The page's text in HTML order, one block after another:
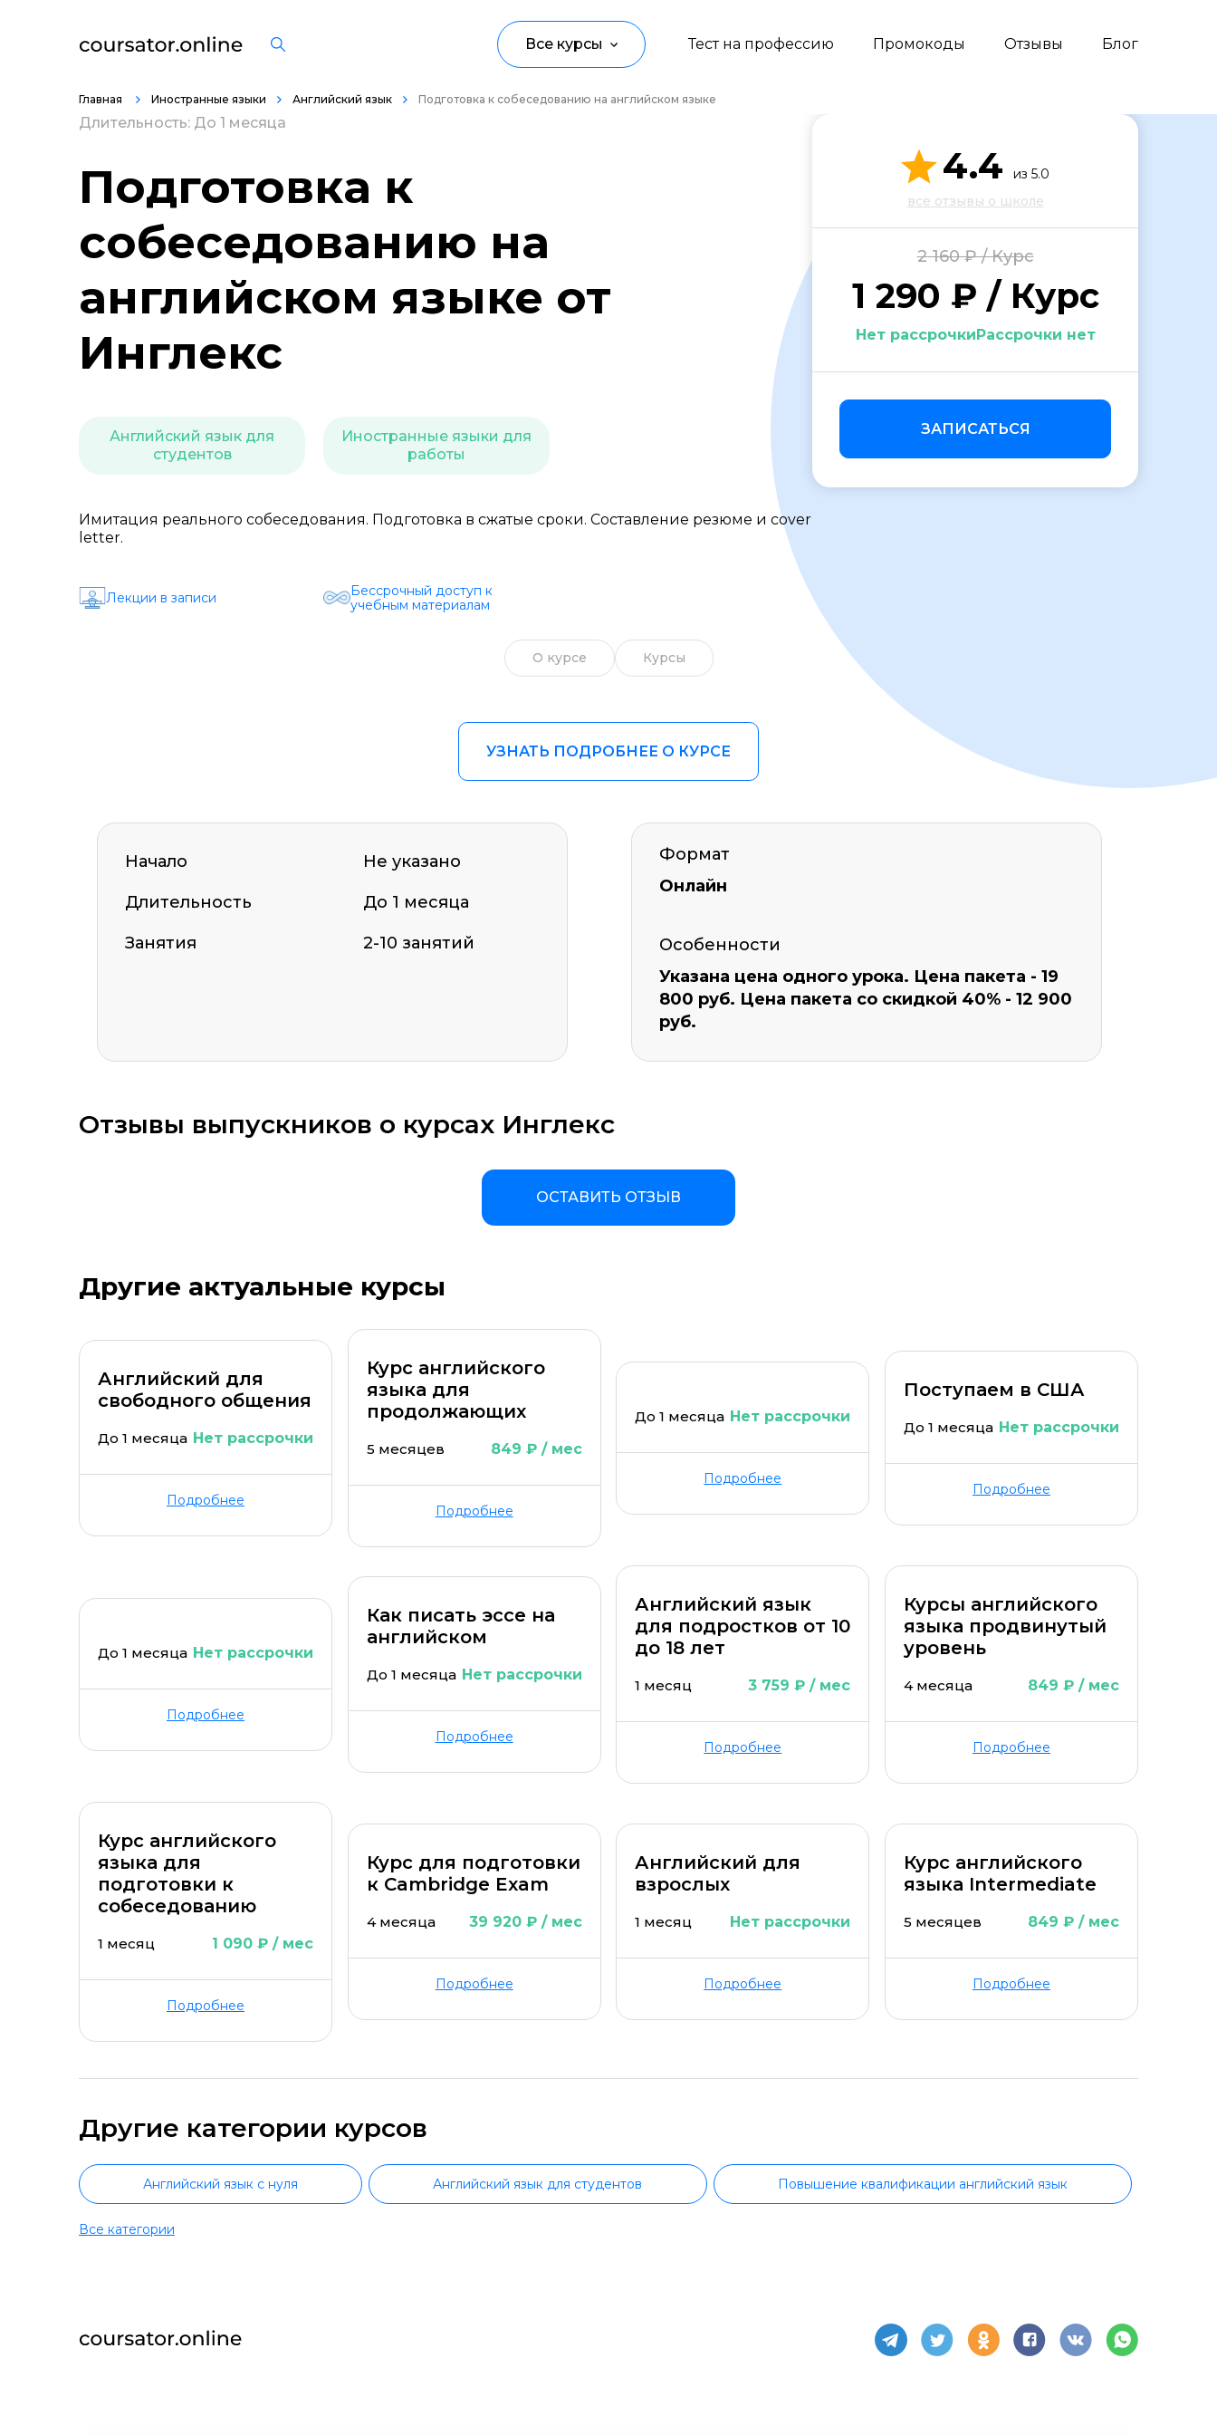
Тест на профессию Промокоды Отзывы Блог
Все курсы
Маркетинг
Создание контента
Образ жизни
Главная Иностранные языки Английский язык Подготовка к собеседованию на английском языке
Длительность: До 1 месяца
Подготовка к
собеседованию на
английском языке от
Инглекс
Английский язык для
студентов
Иностранные языки для
работы
Имитация реального собеседования. Подготовка в сжатые сроки. Составление резюме и cover
letter.
Лекции в записи
Бессрочный доступ к
учебным материалам
4.4
из 5.0
все отзывы о школе
2 160 ₽ / Курс
1 290 ₽ / Курс
Нет рассрочкиРассрочки нет
ЗАПИСАТЬСЯ
О курсе Курсы
УЗНАТЬ ПОДРОБНЕЕ О КУРСЕ
Начало
Длительность
Занятия
Не указано
До 1 месяца
2-10 занятий
Формат
Онлайн
Особенности
Указана цена одного урока. Цена пакета - 19
800 руб. Цена пакета со скидкой 40% - 12 900
руб.
Отзывы выпускников о курсах Инглекс
ОСТАВИТЬ ОТЗЫВ
Другие актуальные курсы
Английский для
свободного общения
До 1 месяца Нет рассрочки
Подробнее
Курс английского
языка для
продолжающих
5 месяцев 849 ₽ / мес
Подробнее
До 1 месяца Нет рассрочки
Подробнее
Поступаем в США
До 1 месяца Нет рассрочки
Подробнее
До 1 месяца Нет рассрочки
Подробнее
Как писать эссе на
английском
До 1 месяца Нет рассрочки
Подробнее
Английский язык
для подростков от 10
до 18 лет
1 месяц 3 759 ₽ / мес
Подробнее
Курсы английского
языка продвинутый
уровень
4 месяца 849 ₽ / мес
Подробнее
Курс английского
языка для
подготовки к
собеседованию
1 месяц 1 090 ₽ / мес
Подробнее
Курс для подготовки
к Cambridge Exam
4 месяца 39 920 ₽ / мес
Подробнее
Английский для
взрослых
1 месяц Нет рассрочки
Подробнее
Курс английского
языка Intermediate
5 месяцев 849 ₽ / мес
Подробнее
Другие категории курсов
Английский язык с нуля Английский язык для студентов Повышение квалификации английский язык
Разговорный английский язык
Английский с носителем языка
Все категории
Оставить комментарий
ОСТАВИТЬ КОММЕНТАРИЙ